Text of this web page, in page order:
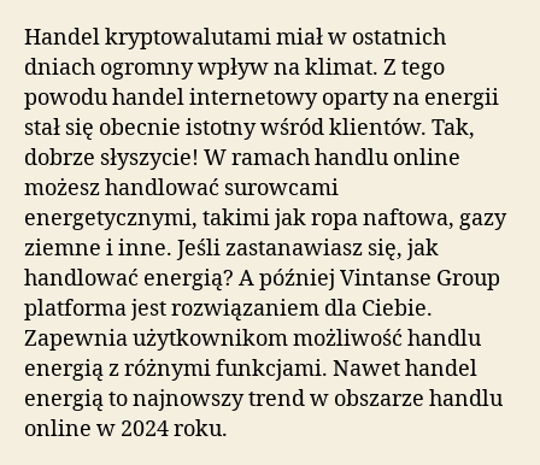
Handel kryptowalutami miał w ostatnich
dniach ogromny wpływ na klimat. Z tego
powodu handel internetowy oparty na energii
stał się obecnie istotny wśród klientów. Tak,
dobrze słyszycie! W ramach handlu online
możesz handlować surowcami
energetycznymi, takimi jak ropa naftowa, gazy
ziemne i inne. Jeśli zastanawiasz się, jak
handlować energią? A później Vintanse Group
platforma jest rozwiązaniem dla Ciebie.
Zapewnia użytkownikom możliwość handlu
energią z różnymi funkcjami. Nawet handel
energią to najnowszy trend w obszarze handlu
online w 2024 roku.